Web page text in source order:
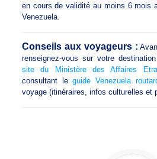
en cours de validité au moins 6 mois
Venezuela.
Conseils aux voyageurs :
renseignez-vous sur votre
site du Ministère des Affaires
consultant leguide Venezuela
voyage (itinéraires, infos culturelles et